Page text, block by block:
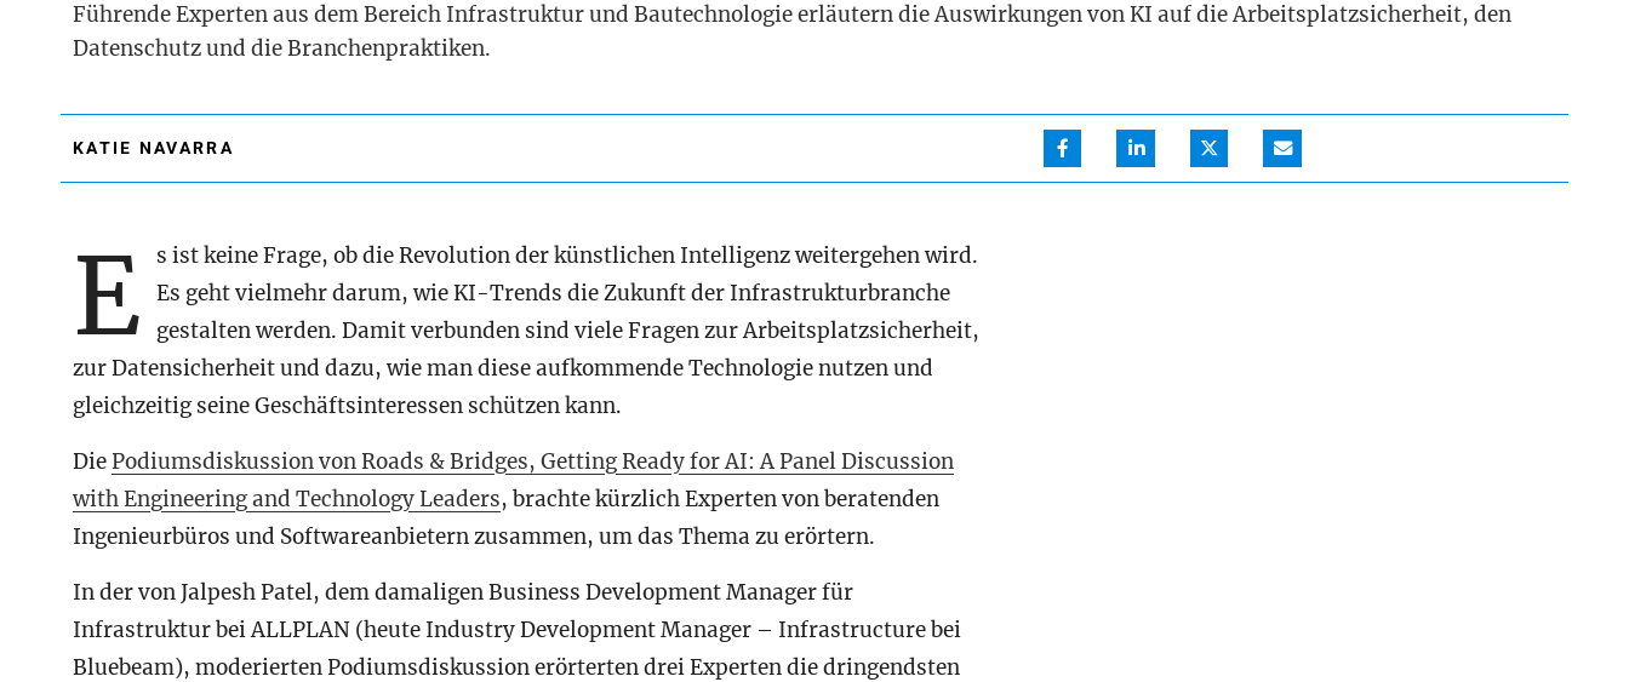
Führende Experten aus dem Bereich Infrastruktur und Bautechnologie erläutern die Auswirkungen von KI auf die Arbeitsplatzsicherheit, den
Datenschutz und die Branchenpraktiken.
KATIE NAVARRA
E
s ist keine Frage, ob die Revolution der künstlichen Intelligenz weitergehen wird.
Es geht vielmehr darum, wie KI-Trends die Zukunft der Infrastrukturbranche
gestalten werden. Damit verbunden sind viele Fragen zur Arbeitsplatzsicherheit,
zur Datensicherheit und dazu, wie man diese aufkommende Technologie nutzen und
gleichzeitig seine Geschäftsinteressen schützen kann.
DiePodiumsdiskussion von Roads & Bridges, Getting Ready for AI: A Panel Discussion
with Engineering and Technology Leaders, brachte kürzlich Experten von beratenden
Ingenieurbüros und Softwareanbietern zusammen, um das Thema zu erörtern.
In der von Jalpesh Patel, dem damaligen Business Development Manager für
Infrastruktur bei ALLPLAN (heute Industry Development Manager – Infrastructure bei
Bluebeam), moderierten Podiumsdiskussion erörterten drei Experten die dringendsten